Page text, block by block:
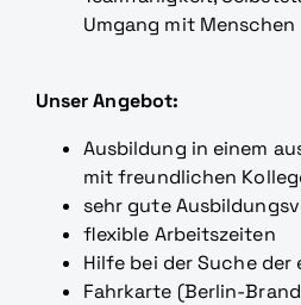
Umgang mit Menschen
Unser Angebot:
Ausbildung in einem
mit freundlichen
sehr gute
flexible Arbeitszeiten
Hilfe bei der Suche
Fahrkarte (Berlin-